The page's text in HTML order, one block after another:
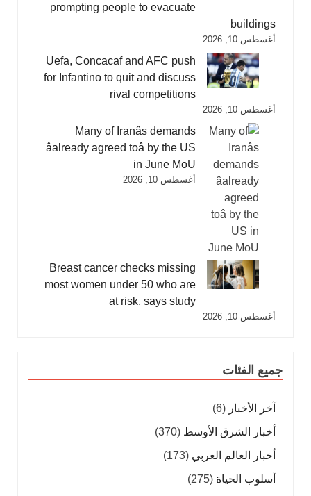
prompting people to evacuate
buildings
أغسطس 10, 2026
Uefa, Concacaf and AFC push
for Infantino to quit and discuss
rival competitions
أغسطس 10, 2026
Many of Iranâs demands
âalready agreed toâ by the US
in June MoU
أغسطس 10, 2026
Breast cancer checks missing
most women under 50 who are
at risk, says study
أغسطس 10, 2026
جميع الفئات
آخر الأخبار (6)
أخبار الشرق الأوسط (370)
أخبار العالم العربي (173)
أسلوب الحياة (275)